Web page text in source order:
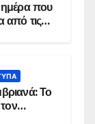
ημέρα που
από τις
Το